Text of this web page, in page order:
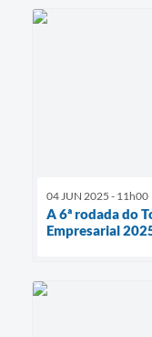
04 JUN 2025 - 11h00
A 6ª rodada do
Empresarial